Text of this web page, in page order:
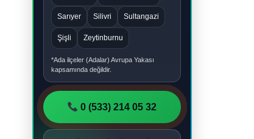
Sarıyer Silivri Sultangazi
Şişli Zeytinburnu
*Ada ilçeler (Adalar) Avrupa Yakası
kapsamında değildir.
0 (533) 214 05 32